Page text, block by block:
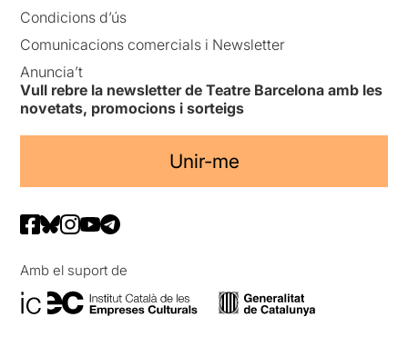
Condicions d’ús
Comunicacions comercials i Newsletter
Anuncia’t
Vull rebre la newsletter de Teatre Barcelona amb les
novetats, promocions i sorteigs
Unir-me
Amb el suport de